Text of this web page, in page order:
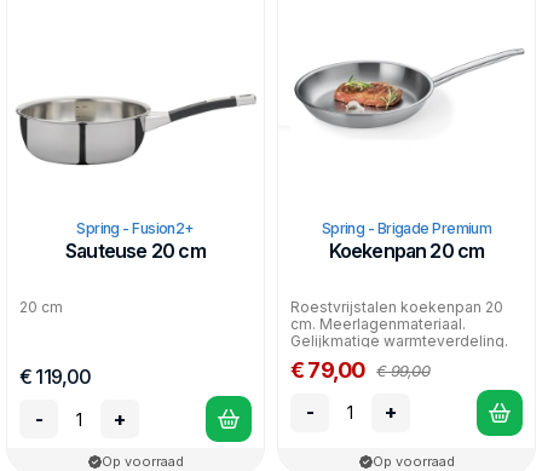
Spring - Fusion2+
Sauteuse 20 cm
20 cm
€ 119,00
-
+
Op voorraad
Spring - Brigade Premium
Koekenpan 20 cm
Roestvrijstalen koekenpan 20
cm. Meerlagenmateriaal.
Gelijkmatige warmteverdeling.
Geschikt voor alle wa...
€ 79,00 € 99,00
- +
Op voorraad